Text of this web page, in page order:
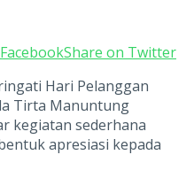
Share on Twitter
Hari Pelanggan
Tirta Manuntung
kegiatan sederhana
apresiasi kepada